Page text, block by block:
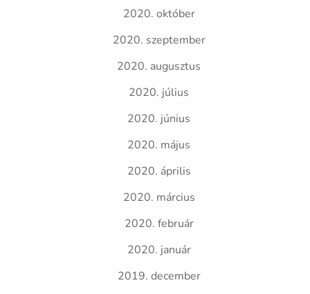
2020. október
2020. szeptember
2020. augusztus
2020. július
2020. június
2020. május
2020. április
2020. március
2020. február
2020. január
2019. december